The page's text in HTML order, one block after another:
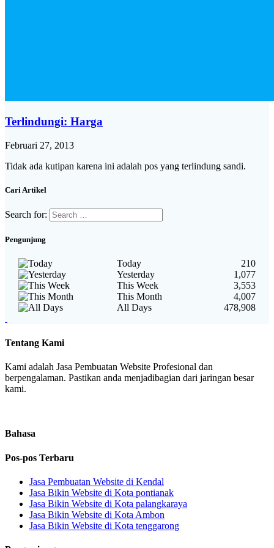
Terlindungi: Harga
Februari 27, 2013
Tidak ada kutipan karena ini adalah pos yang terlindung sandi.
Cari Artikel
Search for:
Pengunjung
Today
210
Yesterday
1,077
This Week
3,553
This Month
4,007
All Days
478,908
Tentang Kami
Kami adalah Jasa Pembuatan Website Profesional dan
berpengalaman. Pastikan anda menjadibagian dari jaringan besar
kami.
Bahasa
Pos-pos Terbaru
Jasa Pembuatan Website di Kendal
Jasa Bikin Website di Kota pontianak
Jasa Bikin Website di Kota palangkaraya
Jasa Bikin Website di Kota Ambon
Jasa Bikin Website di Kota tenggarong